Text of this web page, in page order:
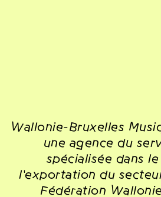
Wallonie-Bruxelles
une agence du
spécialisée dans
l'exportation du
Fédération